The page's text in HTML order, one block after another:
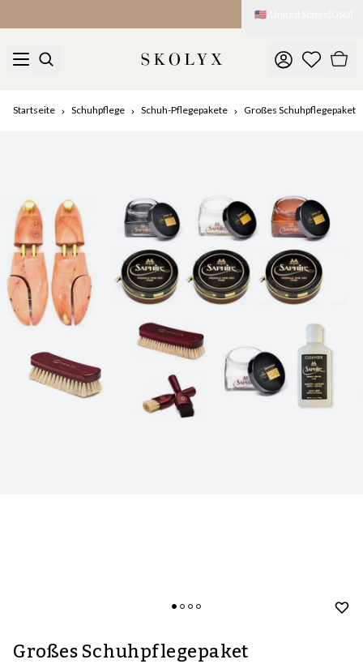
🇺🇸
Startseite Schuhpflege Schuh-Pflegepakete Großes Schuhpflegepaket
Großes Schuhpflegepaket